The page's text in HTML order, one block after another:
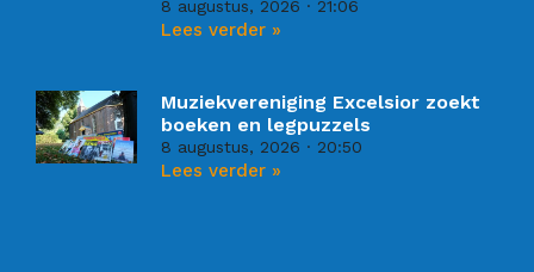
8 augustus, 2026 21:06
Lees verder »
Muziekvereniging Excelsior zoekt
boeken en legpuzzels
8 augustus, 2026 20:50
Lees verder »